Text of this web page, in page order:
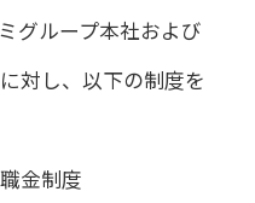
グループ本社および
対し、以下の制度を
金制度